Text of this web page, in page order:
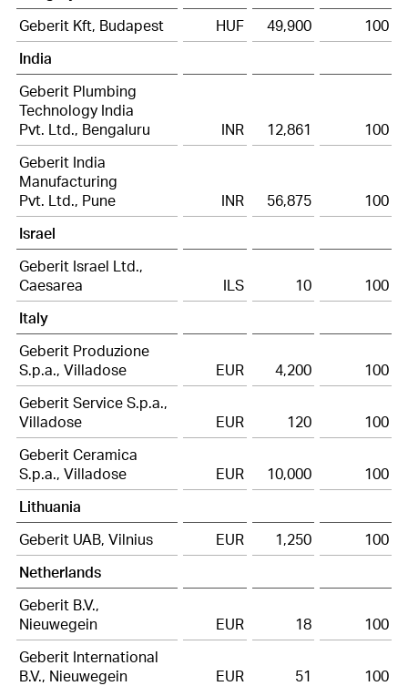
Geberit Kft, Budapest
HUF 49,900
100
India
Geberit Plumbing
Technology India
Pvt. Ltd., Bengaluru
INR 12,861
100
Geberit India
Manufacturing
Pvt. Ltd., Pune
INR 56,875
100
Israel
Geberit Israel Ltd.,
Caesarea
ILS 10
100
Italy
Geberit Produzione
S.p.a., Villadose
EUR 4,200
100
Geberit Service S.p.a.,
Villadose
EUR 120
100
Geberit Ceramica
S.p.a., Villadose
EUR 10,000
100
Lithuania
Geberit UAB, Vilnius
EUR 1,250
100
Netherlands
Geberit B.V.,
Nieuwegein
EUR 18
100
Geberit International
B.V., Nieuwegein
EUR 51
100